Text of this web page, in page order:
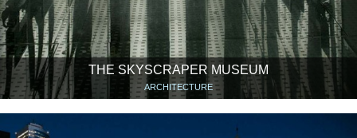
THE SKYSCRAPER MUSEUM
ARCHITECTURE